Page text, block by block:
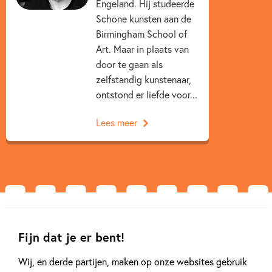
Fijn dat je er bent!
Wij, en derde partijen, maken op onze websites gebruik
3 – 5 jaar 5 – 7 jaar
Fantasie
Seizoenen
Spelen & leren
Sprookjes, mythen & legendes
Matt Hunt
Engeland. Hij studeerde
Schone kunsten aan de
Birmingham School of
Art. Maar in plaats van
door te gaan als
zelfstandig kunstenaar,
ontstond er liefde voor...
Lees meer